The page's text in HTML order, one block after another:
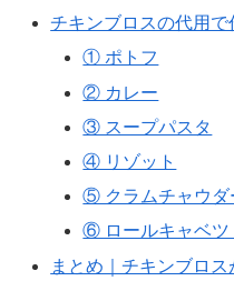
チキンブロスの代用
① ポトフ
② カレー
③ スープパスタ
④ リゾット
⑤ クラムチャウダ
⑥ ロールキャベツ
まとめ｜チキンブロ